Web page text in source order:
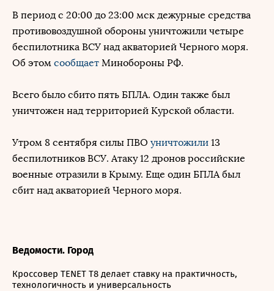
В период с 20:00 до 23:00 мск дежурные средства
противовоздушной обороны уничтожили четыре
беспилотника ВСУ над акваторией Черного моря.
Об этом сообщает Минобороны РФ.
Всего было сбито пять БПЛА. Один также был
уничтожен над территорией Курской области.
Утром 8 сентября силы ПВО уничтожили 13
беспилотников ВСУ. Атаку 12 дронов российские
военные отразили в Крыму. Еще один БПЛА был
сбит над акваторией Черного моря.
Ведомости. Город
Кроссовер TENET T8 делает ставку на практичность,
технологичность и универсальность